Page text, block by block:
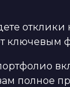
полное